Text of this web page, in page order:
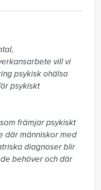
vill vi
psykisk ohälsa
psykiskt
främjar psykiskt
där människor med
diagnoser blir
behöver och där